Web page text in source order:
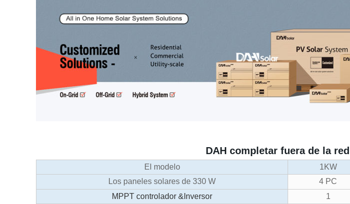
DAH completar fuera de la
El modelo 1KW
Los paneles solares de 330 W
4 PC
MPPT controlador &Inversor
1